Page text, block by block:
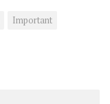
Important